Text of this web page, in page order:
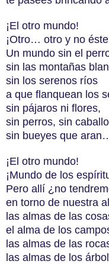
¡El otro mundo!
¡Otro… otro y no
Un mundo sin el
sin las montañas
sin los serenos ríos
a que flanquean los
sin pájaros ni flores,
sin perros, sin
sin bueyes que
¡El otro mundo!
¡Mundo de los
Pero allí ¿no
en torno de nuestra
las almas de las
el alma de los
las almas de las
las almas de los